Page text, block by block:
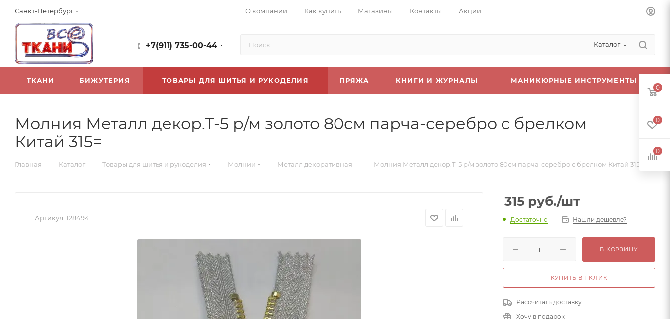
Санкт-Петербург О компании Как купить Магазины Контакты Акции
+7(911) 735-00-44 Каталог
ТКАНИ БИЖУТЕРИЯ ТОВАРЫ ДЛЯ ШИТЬЯ И РУКОДЕЛИЯ ПРЯЖА КНИГИ И ЖУРНАЛЫ МАНИКЮРНЫЕ ИНСТРУМЕНТЫ
Молния Металл декор.Т-5 р/м золото 80см парча-серебро с брелком
Китай 315=
Главная — Каталог — Товары для шитья и рукоделия — Молнии — Металл декоративная — Молния Металл декор.Т-5 р/м золото 80см парча-серебро с брелком Китай 315=
Артикул: 128494
315 руб./шт
Достаточно Нашли дешевле?
В КОРЗИНУ
КУПИТЬ В 1 КЛИК
Рассчитать доставку
Хочу в подарок
0
0
0